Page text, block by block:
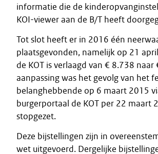
informatie die de
KOI-viewer aan de B/T heeft
Tot slot heeft er in 2016 één
plaatsgevonden, namelijk op 21
de KOT is verlaagd van € 8.738 naar
aanpassing was het gevolg van het
belanghebbende op 6 maart 2015
burgerportaal de KOT per 22 maart
stopgezet.
Deze bijstellingen zijn in
wet uitgevoerd. Dergelijke